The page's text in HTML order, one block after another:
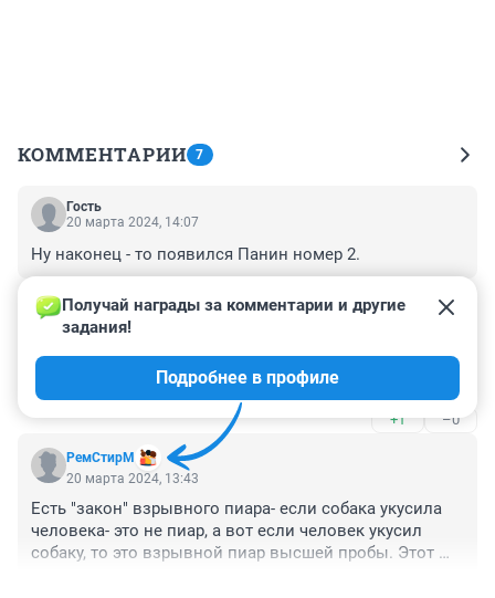
КОММЕНТАРИИ 7
Гость
20 марта 2024, 14:07
Ну наконец - то появился Панин номер 2.
–0
Гость
Ужасный выбрал себе образ для подражания😱
+1 –0
РемСтирМ
Получай награды за комментарии и другие
задания!
Подробнее в профиле
20 марта 2024, 13:43
Есть "закон" взрывного пиара- если собака укусила
человека- это не пиар, а вот если человек укусил
собаку, то это взрывной пиар высшей пробы. Этот